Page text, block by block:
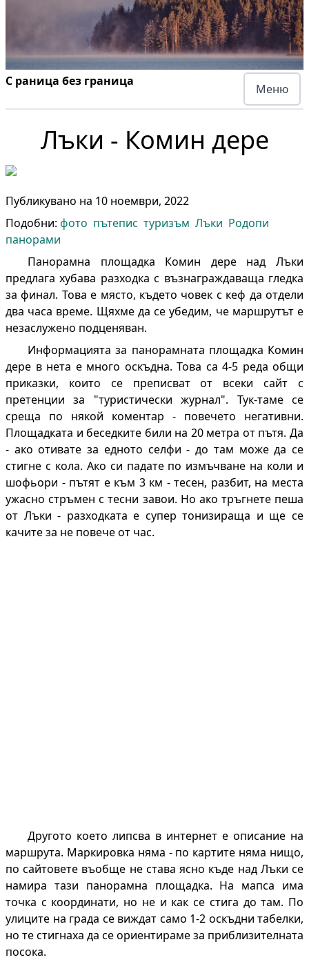
С раница без граница
Меню
Лъки - Комин дере
Публикувано на 10 ноември, 2022
Подобни: фото пътепис туризъм Лъки Родопи
панорами
Панорамна площадка Комин дере над Лъки
предлага хубава разходка с възнаграждаваща гледка
за финал. Това е място, където човек с кеф да отдели
два часа време. Щяхме да се убедим, че маршрутът е
незаслужено подценяван.
Информацията за панорамната площадка Комин
дере в нета е много оскъдна. Това са 4-5 реда общи
приказки, които се преписват от всеки сайт с
претенции за "туристически журнал". Тук-таме се
среща по някой коментар - повечето негативни.
Площадката и беседките били на 20 метра от пътя. Да
- ако отивате за едното селфи - до там може да се
стигне с кола. Ако си падате по измъчване на коли и
шофьори - пътят е към 3 км - тесен, разбит, на места
ужасно стръмен с тесни завои. Но ако тръгнете пеша
от Лъки - разходката е супер тонизираща и ще се
качите за не повече от час.
Другото което липсва в интернет е описание на
маршрута. Маркировка няма - по картите няма нищо,
по сайтовете въобще не става ясно къде над Лъки се
намира тази панорамна площадка. На мапса има
точка с координати, но не и как се стига до там. По
улиците на града се виждат само 1-2 оскъдни табелки,
но те стигнаха да се ориентираме за приблизителната
посока.